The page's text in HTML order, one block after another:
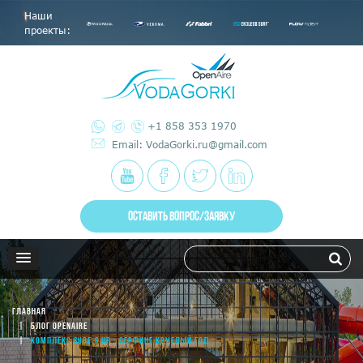
Наши
проекты:
+1 858 353 1970
Email: VodaGorki.ru@gmail.com
ОСТАВИТЬ ВОПРОС/ЗАЯВКУ
ГЛАВНАЯ
БЛОГ OPENAIRE
КОМПЛЕКС SURF`S UP - СЁРФИНГ КРУГЛЫЙ ГОД